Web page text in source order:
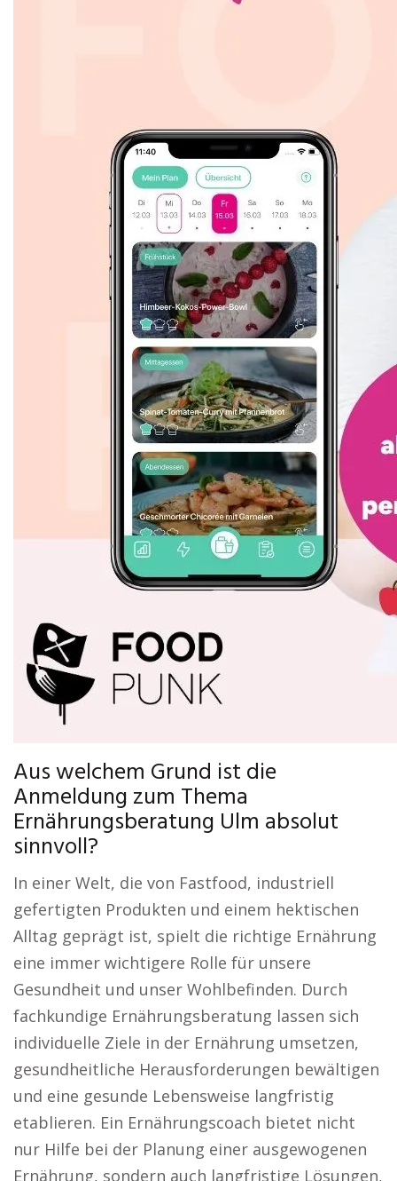
Aus welchem Grund ist die
Anmeldung zum Thema
Ernährungsberatung Ulm absolut
sinnvoll?
In einer Welt, die von Fastfood, industriell
gefertigten Produkten und einem hektischen
Alltag geprägt ist, spielt die richtige Ernährung
eine immer wichtigere Rolle für unsere
Gesundheit und unser Wohlbefinden. Durch
fachkundige Ernährungsberatung lassen sich
individuelle Ziele in der Ernährung umsetzen,
gesundheitliche Herausforderungen bewältigen
und eine gesunde Lebensweise langfristig
etablieren. Ein Ernährungscoach bietet nicht
nur Hilfe bei der Planung einer ausgewogenen
Ernährung, sondern auch langfristige Lösungen,